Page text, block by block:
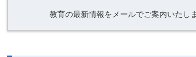
教育の最新情報をメールでご案内いたし